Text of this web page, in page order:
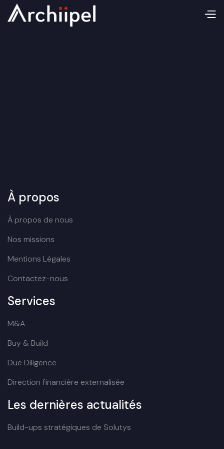
À propos
À propos de nous
Nos missions
Mentions Légales
Contactez-nous
Services
M&A
Buy & Build
Due Diligence
Direction financière externalisée
Les dernières actualités
Build-ups stratégiques de Solutys